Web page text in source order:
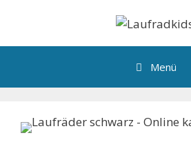
springen
Menü